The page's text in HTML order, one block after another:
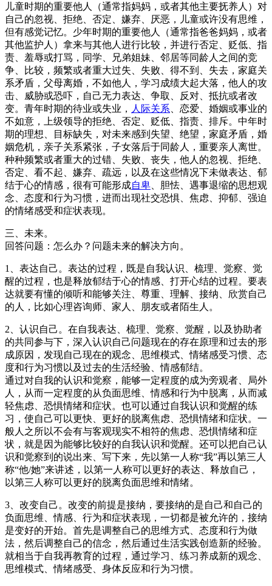
儿童时期的重要他人（通常指妈妈，或者其他主要抚养人）对
自己的忽视、拒绝、否定、嫌弃、厌恶，儿童或许没有思维，
但有感觉记忆。少年时期的重要他人（通常指爸爸妈妈，或者
其他监护人）拿来与其他人进行比较，并进行否定、贬低、指
责、羞辱或打骂，同学、兄弟姐妹、邻居等同龄人之间的竞
争、比较，频繁或者重大过失、失败、得不到、失去，家庭关
系矛盾，父母离婚，不如他人，学习成绩大起大落，他人的攻
击、威胁或恐吓，自己无力表达、争取、反对、抵抗或者改
变。青年时期的待业或失业， 人际关系 、恋爱、婚姻或事业的
不如意，上级领导的拒绝、否定、贬低、指责、排斥。中年时
期的理想、目标缺失，对未来感到失望、绝望，家庭矛盾，婚
姻危机，亲子关系紧张，子女落后于同龄人，重要亲人离世。
种种频繁或者重大的过错、失败、丧失，他人的忽视、拒绝、
否定、看不起、嫌弃、疏远，以及在这些情况下未做表达、郁
结于心的情感，很有可能形成自卑 、胆怯、遇事退缩的思想观
念、态度和行为习惯，进而出现社交恐惧、焦虑、抑郁、强迫
的情绪感受和症状表现。
三、未来。
回答问题：怎么办？问题未来的解决方向。
1、表达自己。表达的过程，既是自我认识、梳理、觉察、觉
醒的过程，也是释放郁结于心的情感、打开心结的过程。要表
达就要有懂的倾听和能够关注、尊重、理解、接纳、欣赏自己
的人，比如心理咨询师、家人、朋友或者陌生人。
2、认识自己。在自我表达、梳理、觉察、觉醒，以及协助者
的共同参与下，深入认识自己问题现在的存在原理和过去的形
成原因，发现自己现在的观念、思维模式、情绪感受习惯、态
度和行为习惯以及过去的生活经验、情感郁结。
通过对自我的认识和觉察，能够一定程度的成为旁观者、局外
人，从而一定程度的从负面思维、情感和行为中脱离，从而减
轻焦虑、恐惧情绪和症状。也可以通过自我认识和觉醒的练
习，使自己可以更快、更好的脱离焦虑、恐惧情绪和症状。一
般人之所以不会有与客观现实不相符的焦虑、恐惧情绪和症
状，就是因为能够比较好的自我认识和觉醒。还可以把自己认
识和觉察到的说出来、写下来，先以第一人称“我”再以第三人
称“他/她”来讲述，以第一人称可以更好的表达、释放自己，
以第三人称可以更好的脱离负面思维和情绪。
3、改变自己。改变的前提是接纳，要接纳的是自己和自己的
负面思维、情感、行为和症状表现，一切都是被允许的，接纳
是变好的开始。首先是调整自己的思维方式、态度和行为做
法，然后调整自己的信念，然后通过生活实践创造新的经验。
就相当于自我再教育的过程，通过学习、练习养成新的观念、
思维模式、情绪感受、身体反应和行为习惯。